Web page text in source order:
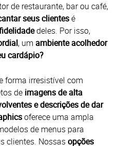
de restaurante, bar ou café,
seus clientesé
deles. Por isso,
, um ambiente acolhedor
cardápio?
forma irresistível com
de imagens de alta
e descrições de dar
oferece uma ampla
de menus para
clientes. Nossasopções